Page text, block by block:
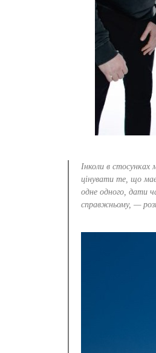
Інколи в
цінувати те, що
одне одного, дати
справжньому, —